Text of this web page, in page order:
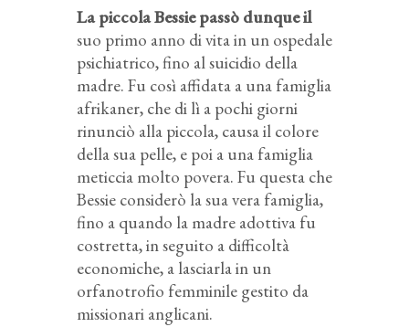
La piccola Bessie passò dunque il
suo primo anno di vita in un ospedale
psichiatrico, fino al suicidio della
madre. Fu così affidata a una famiglia
afrikaner, che di lì a pochi giorni
rinunciò alla piccola, causa il colore
della sua pelle, e poi a una famiglia
meticcia molto povera. Fu questa che
Bessie considerò la sua vera famiglia,
fino a quando la madre adottiva fu
costretta, in seguito a difficoltà
economiche, a lasciarla in un
orfanotrofio femminile gestito da
missionari anglicani.